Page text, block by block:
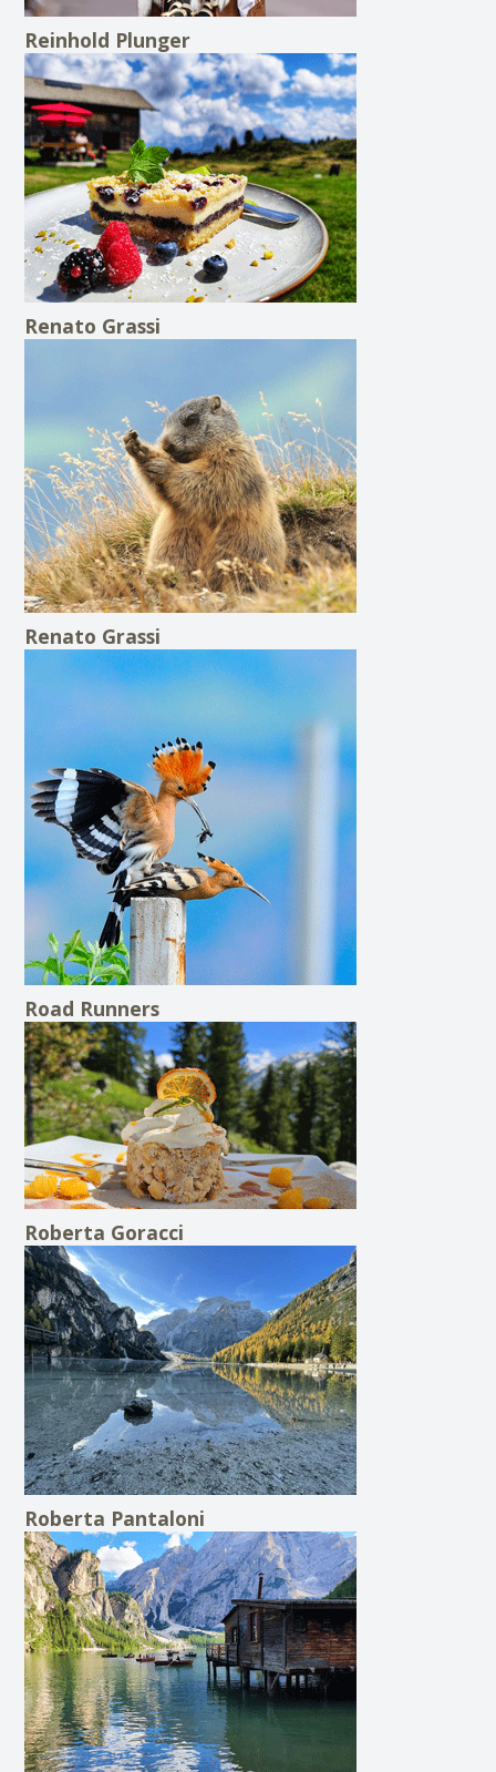
Reinhold Plunger
Renato Grassi
Renato Grassi
Road Runners
Roberta Goracci
Roberta Pantaloni